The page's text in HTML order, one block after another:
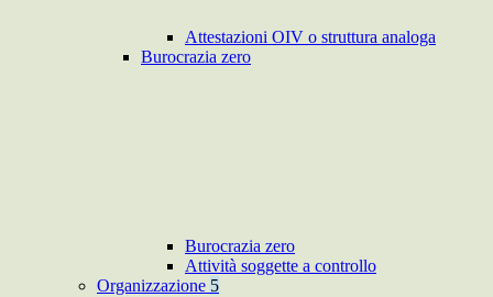
Attestazioni OIV o struttura analoga
Burocrazia zero
Burocrazia zero
Attività soggette a controllo
Organizzazione 5